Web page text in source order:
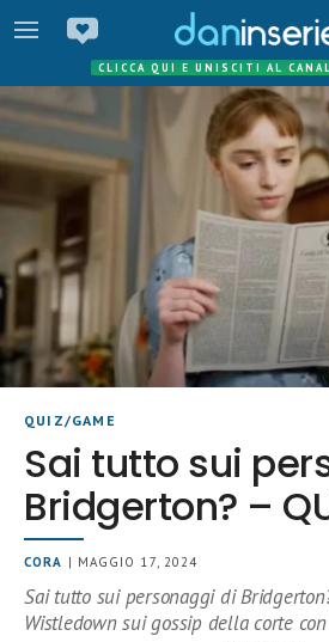
CLICCA QUI E UNISCITI AL
QUIZ/GAME
Sai tutto sui
Bridgerton? –
CORA | MAGGIO 17, 2024
Sai tutto sui personaggi di
Wistledown sui gossip della corte